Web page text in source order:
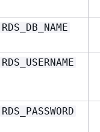
RDS_DB_NAME
RDS_USERNAME
RDS_PASSWORD